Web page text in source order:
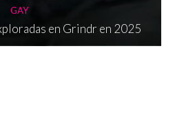
GAY
en Grindr en 2025